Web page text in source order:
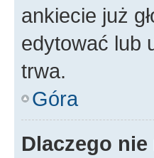
ankiecie już
edytować lub
trwa.
Góra
Dlaczego